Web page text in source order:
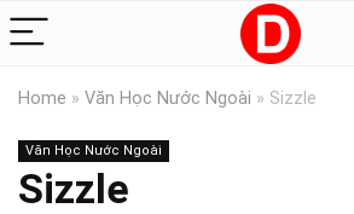
Home » Văn Học Nước Ngoài » Sizzle
Văn Học Nước Ngoài
Sizzle